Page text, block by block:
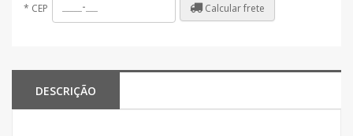
* CEP Calcular frete
DESCRIÇÃO